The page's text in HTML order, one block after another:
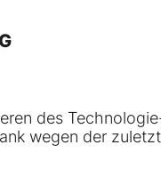
des
wegen der